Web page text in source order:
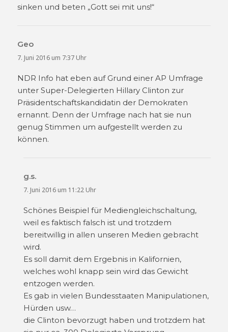
sinken und beten „Gott sei mit uns!“
Geo
7. Juni 2016 um 7:37 Uhr
NDR Info hat eben auf Grund einer AP Umfrage
unter Super-Delegierten Hillary Clinton zur
Präsidentschaftskandidatin der Demokraten
ernannt. Denn der Umfrage nach hat sie nun
genug Stimmen um aufgestellt werden zu
können.
g.s.
7. Juni 2016 um 11:22 Uhr
Schönes Beispiel für Mediengleichschaltung,
weil es faktisch falsch ist und trotzdem
bereitwillig in allen unseren Medien gebracht
wird.
Es soll damit dem Ergebnis in Kalifornien,
welches wohl knapp sein wird das Gewicht
entzogen werden.
Es gab in vielen Bundesstaaten Manipulationen,
Hürden usw…
die Clinton bevorzugt haben und trotzdem hat